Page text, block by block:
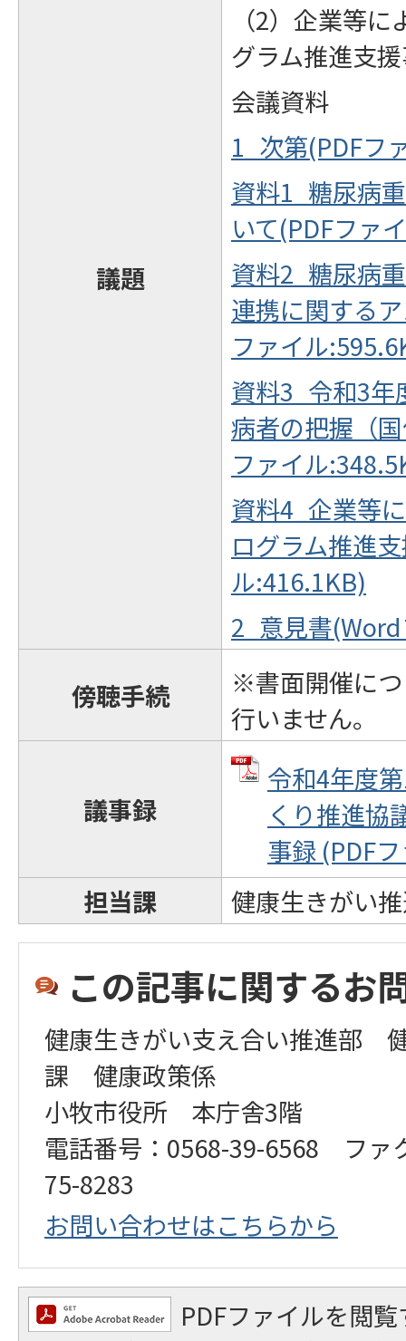
議題
（2）企業等
グラム推進支
会議資料
1_次第(PDFフ
資料1_糖尿病
いて(PDFファ
資料2_糖尿病
連携に関する
ファイル
資料3_令和3年
病者の把握（
ファイル
資料4_企業等
ログラム推進
ル:416.1KB)
2_意見書
傍聴手続
※書面開催に
行いません。
議事録
令和4年度
くり推進協
事録 (PDF
担当課
健康生きがい
この記事に関するお
健康生きがい支え合い推進部
課 健康政策係
小牧市役所 本庁舎3階
電話番号：0568-39-6568 ファ
75-8283
お問い合わせはこちらから
PDFファイルを閲